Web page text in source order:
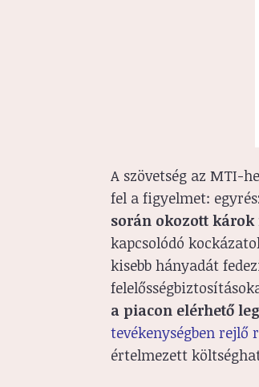
A szövetség az MTI-
fel a figyelmet:
során okozott
kapcsolódó
kisebb hányadát
a piacon elérhető
tevékenységben rejlő
értelmezett